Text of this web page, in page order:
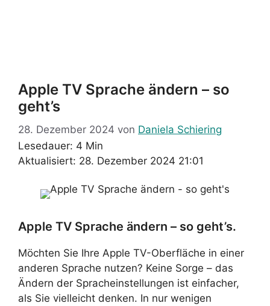
Apple TV Sprache ändern – so
geht’s
28. Dezember 2024 von Daniela Schiering
Lesedauer: 4 Min
Aktualisiert: 28. Dezember 2024 21:01
Apple TV Sprache ändern – so geht’s.
Möchten Sie Ihre Apple TV-Oberfläche in einer
anderen Sprache nutzen? Keine Sorge – das
Ändern der Spracheinstellungen ist einfacher,
als Sie vielleicht denken. In nur wenigen